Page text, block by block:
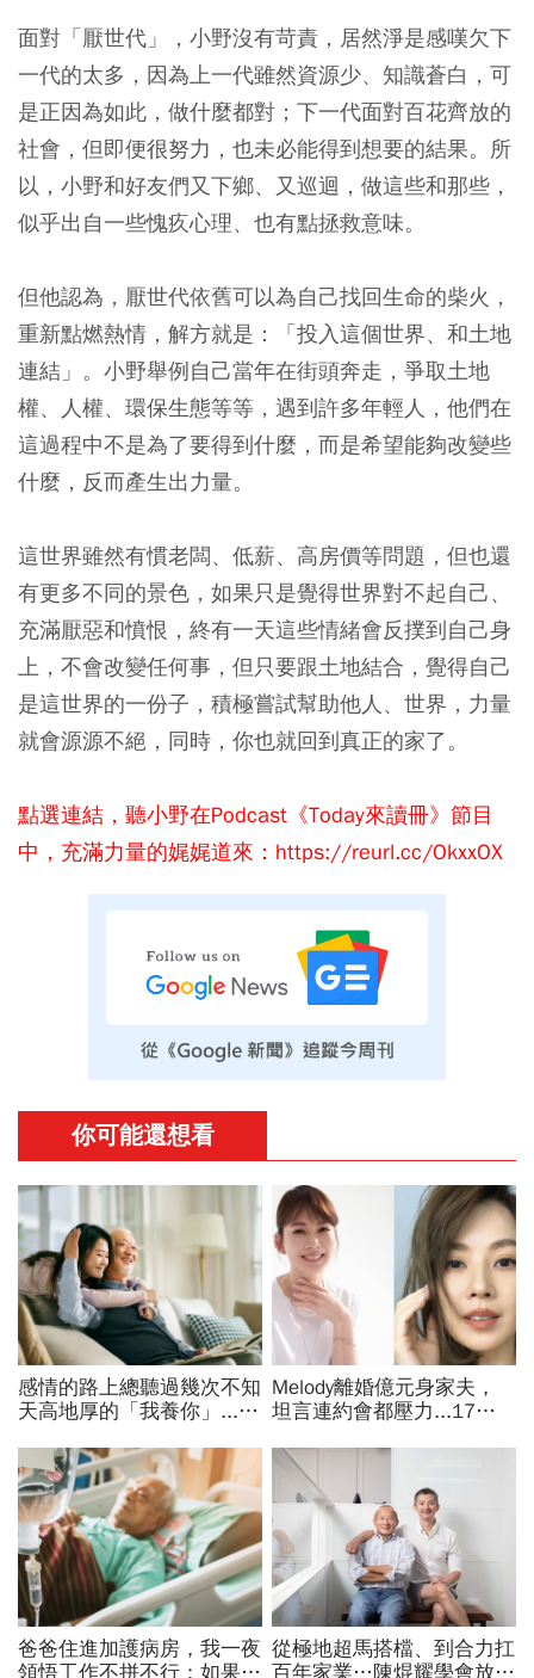
面對「厭世代」，小野沒有苛責，居然淨是感嘆欠下
一代的太多，因為上一代雖然資源少、知識蒼白，可
是正因為如此，做什麼都對；下一代面對百花齊放的
社會，但即便很努力，也未必能得到想要的結果。所
以，小野和好友們又下鄉、又巡迴，做這些和那些，
似乎出自一些愧疚心理、也有點拯救意味。
但他認為，厭世代依舊可以為自己找回生命的柴火，
重新點燃熱情，解方就是：「投入這個世界、和土地
連結」。小野舉例自己當年在街頭奔走，爭取土地
權、人權、環保生態等等，遇到許多年輕人，他們在
這過程中不是為了要得到什麼，而是希望能夠改變些
什麼，反而產生出力量。
這世界雖然有慣老闆、低薪、高房價等問題，但也還
有更多不同的景色，如果只是覺得世界對不起自己、
充滿厭惡和憤恨，終有一天這些情緒會反撲到自己身
上，不會改變任何事，但只要跟土地結合，覺得自己
是這世界的一份子，積極嘗試幫助他人、世界，力量
就會源源不絕，同時，你也就回到真正的家了。
點選連結，聽小野在Podcast《Today來讀冊》節目
中，充滿力量的娓娓道來： https://reurl.cc/OkxxOX